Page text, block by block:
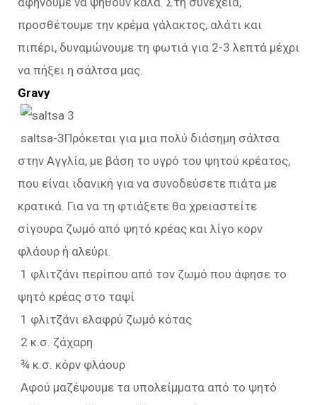
προσθέτουμε την κρέμα γάλακτος, αλάτι και
πιπέρι, δυναμώνουμε τη φωτιά για 2-3 λεπτά μέχρι
να πήξει η σάλτσα μας.
Gravy
saltsa-3Πρόκεται για μια πολύ διάσημη σάλτσα
στην Αγγλία, με βάση το υγρό του ψητού κρέατος,
που είναι ιδανική για να συνοδεύσετε πιάτα με
κρατικά. Για να τη φτιάξετε θα χρειαστείτε
σίγουρα ζωμό από ψητό κρέας και λίγο κορν
φλάουρ ή αλεύρι.
1 φλιτζάνι περίπου από τον ζωμό που άφησε το
ψητό κρέας στο ταψί
1 φλιτζάνι ελαφρύ ζωμό κότας
2 κ.σ. ζάχαρη
¾ κ.σ. κόρν φλάουρ
Αφού μαζέψουμε τα υπολείμματα από το ψητό